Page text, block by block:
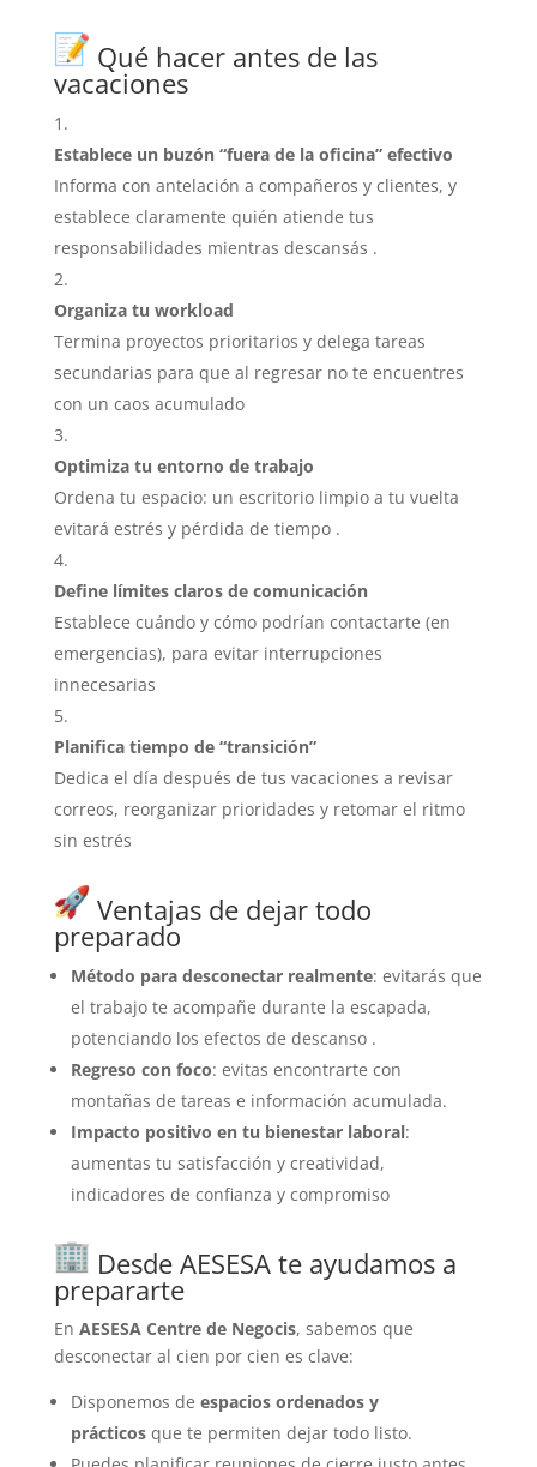
Qué hacer antes de las
vacaciones
Establece un buzón “fuera de la oficina” efectivo
Informa con antelación a compañeros y clientes, y
establece claramente quién atiende tus
responsabilidades mientras descansás .
Organiza tu workload
Termina proyectos prioritarios y delega tareas
secundarias para que al regresar no te encuentres
con un caos acumulado
Optimiza tu entorno de trabajo
Ordena tu espacio: un escritorio limpio a tu vuelta
evitará estrés y pérdida de tiempo .
Define límites claros de comunicación
Establece cuándo y cómo podrían contactarte (en
emergencias), para evitar interrupciones
innecesarias
Planifica tiempo de “transición”
Dedica el día después de tus vacaciones a revisar
correos, reorganizar prioridades y retomar el ritmo
sin estrés
Ventajas de dejar todo
preparado
Método para desconectar realmente: evitarás que
el trabajo te acompañe durante la escapada,
potenciando los efectos de descanso .
Regreso con foco: evitas encontrarte con
montañas de tareas e información acumulada.
Impacto positivo en tu bienestar laboral:
aumentas tu satisfacción y creatividad,
indicadores de confianza y compromiso
Desde AESESA te ayudamos a
prepararte
En AESESA Centre de Negocis, sabemos que
desconectar al cien por cien es clave:
Disponemos de espacios ordenados y
prácticos que te permiten dejar todo listo.